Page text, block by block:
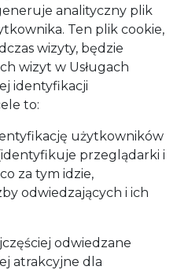
analityczny plik
Ten plik cookie,
wizyty, będzie
wizyt w Usługach
identyfikacji
to:
użytkowników
przeglądarki i
za tym idzie,
odwiedzających i ich
odwiedzane
atrakcyjne dla